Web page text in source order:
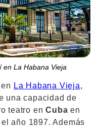
en La Habana Vieja
La Habana Vieja,
una capacidad de
teatro enCuba en
año 1897. Además